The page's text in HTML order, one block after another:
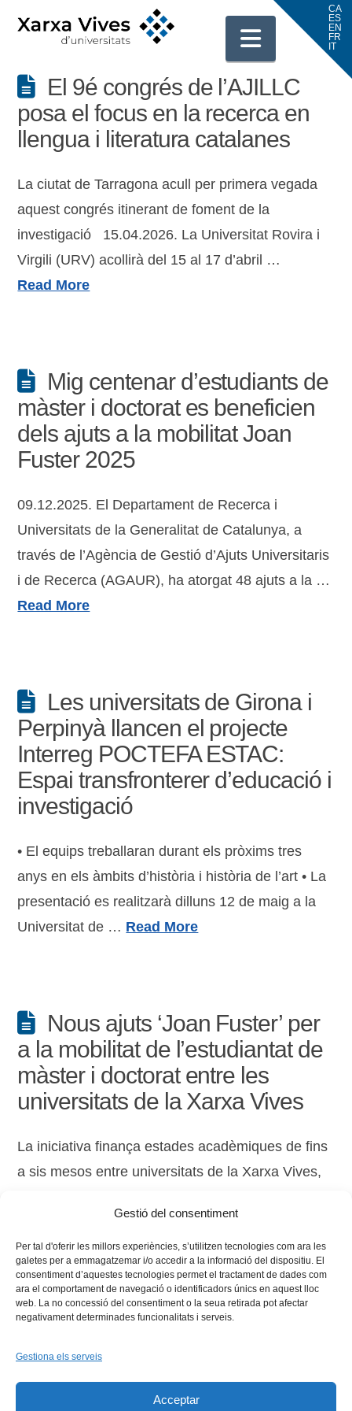
Gestió del consentiment
Per tal d'oferir les millors experiències, s’utilitzen tecnologies com ara les
galetes per a emmagatzemar i/o accedir a la informació del dispositiu. El
consentiment d’aquestes tecnologies permet el tractament de dades com
ara el comportament de navegació o identificadors únics en aquest lloc
web. La no concessió del consentiment o la seua retirada pot afectar
negativament determinades funcionalitats i serveis.
Gestiona els serveis
Acceptar
El 9é congrés de l’AJILLC
posa el focus en la recerca en
llengua i literatura catalanes
La ciutat de Tarragona acull per primera vegada
aquest congrés itinerant de foment de la
investigació 15.04.2026. La Universitat Rovira i
Virgili (URV) acollirà del 15 al 17 d’abril …
Read More
Mig centenar d’estudiants de
màster i doctorat es beneficien
dels ajuts a la mobilitat Joan
Fuster 2025
09.12.2025. El Departament de Recerca i
Universitats de la Generalitat de Catalunya, a
través de l’Agència de Gestió d’Ajuts Universitaris
i de Recerca (AGAUR), ha atorgat 48 ajuts a la …
Read More
Les universitats de Girona i
Perpinyà llancen el projecte
Interreg POCTEFA ESTAC:
Espai transfronterer d’educació i
investigació
• El equips treballaran durant els pròxims tres
anys en els àmbits d’història i història de l’art • La
presentació es realitzarà dilluns 12 de maig a la
Universitat de … Read More
Nous ajuts ‘Joan Fuster’ per
a la mobilitat de l’estudiantat de
màster i doctorat entre les
universitats de la Xarxa Vives
La iniciativa finança estades acadèmiques de fins
a sis mesos entre universitats de la Xarxa Vives,
ajuts promouen la recerca, l’ús …Read More